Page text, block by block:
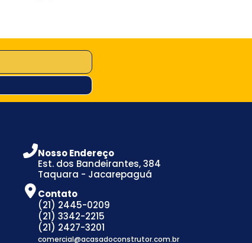
Nosso Endereço
Est. dos Bandeirantes, 384
Taquara - Jacarepaguá
Contato
(21) 2445-0209
(21) 3342-2215
(21) 2427-3201
comercial@acasadoconstrutor.com.br